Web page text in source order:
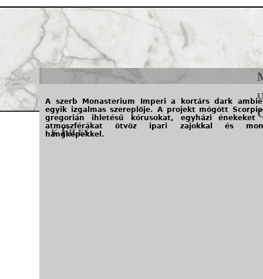
Jump to navigation
k Files
A szerb Monasterium Imperi a kortárs dark
egyik izgalmas szereplője. A projekt mögött
gregorián ihletésű kórusokat, egyházi énekeket
atmoszférákat ötvöz ipari zajokkal és
hangképekkel.